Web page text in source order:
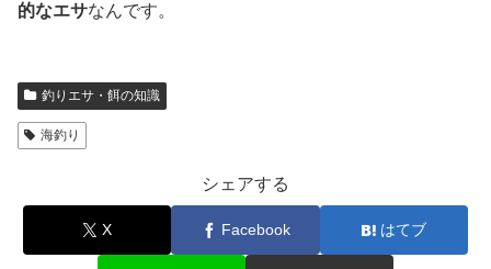
的なエサなんです。
釣りエサ・餌の知識
海釣り
シェアする
X Facebook はてブ